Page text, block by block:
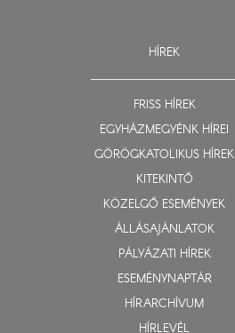
HÍREK
FRISS HÍREK
EGYHÁZMEGYÉNK HÍREI
GÖRÖGKATOLIKUS HÍREK
KITEKINTŐ
KÖZELGŐ ESEMÉNYEK
ÁLLÁSAJÁNLATOK
PÁLYÁZATI HÍREK
ESEMÉNYNAPTÁR
HÍRARCHÍVUM
HÍRLEVÉL